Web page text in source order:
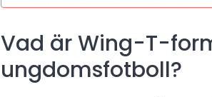
Vad är Wing-T-
ungdomsfotboll?